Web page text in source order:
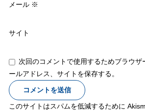
メール ※
サイト
次回のコメントで使用するためブラウザ
ールアドレス、サイトを保存する。
このサイトはスパムを低減するために